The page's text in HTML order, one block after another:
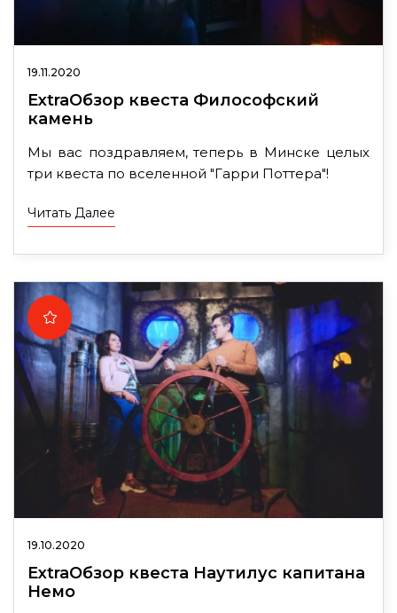
19.11.2020
ExtraОбзор квеста Философский
камень
Мы вас поздравляем, теперь в Минске целых
три квеста по вселенной "Гарри Поттера"!
Читать Далее
19.10.2020
ExtraОбзор квеста Наутилус капитана
Немо